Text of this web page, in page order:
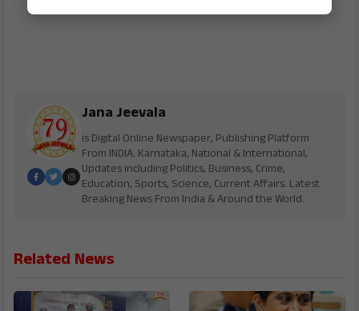
Jana Jeevala
is Digital Online Newspaper, Publishing Platform
From INDIA. Karnataka, National & International,
Updates including Politics, Business, Crime,
Education, Sports, Science, Current Affairs. Latest
Breaking News From India & Around the World.
Related News